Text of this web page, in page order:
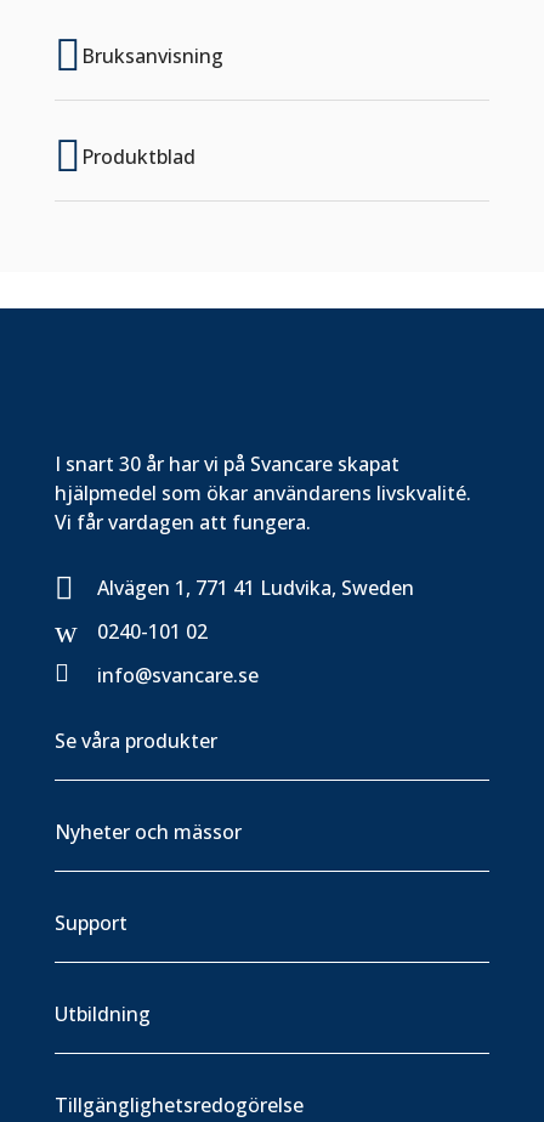
 Bruksanvisning
 Produktblad
I snart 30 år har vi på Svancare skapat
hjälpmedel som ökar användarens livskvalité.
Vi får vardagen att fungera.
 Alvägen 1, 771 41 Ludvika, Sweden
w
0240-101 02

info@svancare.se
Se våra produkter
Nyheter och mässor
Support
Utbildning
Tillgänglighetsredogörelse